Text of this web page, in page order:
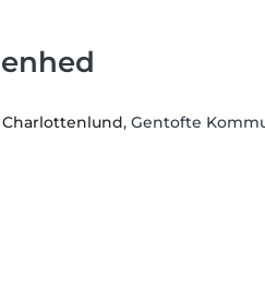
, Gentofte